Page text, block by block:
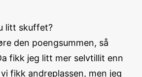
litt skuffet?
den poengsummen, så
fikk jeg litt mer selvtillit enn
fikk andreplassen, men jeg